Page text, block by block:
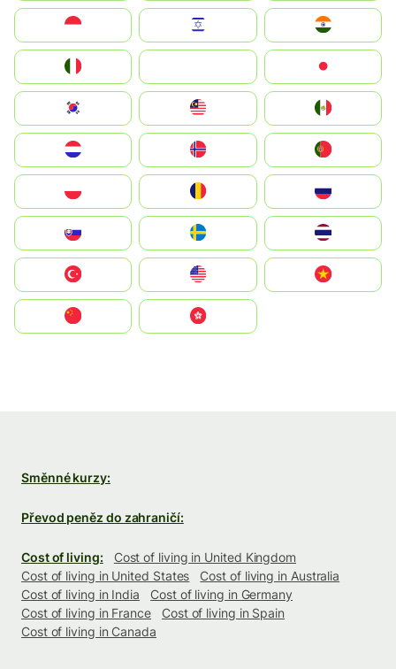
South Korea
United States
中國香港特別行政區
Směnné kurzy:
Převod peněz do zahraničí:
Cost of living:
Cost of living in United Kingdom
Cost of living in United States
Cost of living in Australia
Cost of living in India
Cost of living in Germany
Cost of living in France
Cost of living in Spain
Cost of living in Canada